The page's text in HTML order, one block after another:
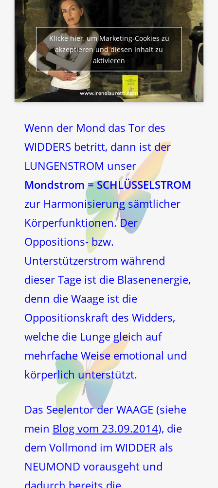
Klicke hier, um Marketing-Cookies zu
akzeptieren und diesen Inhalt zu
aktivieren
Wenn der Mond das Tor des
WIDDERS betritt, dann ist der
LUNGENSTROM unser
Mondstrom = SCHLÜSSELSTROM
zur Harmonisierung sämtlicher
Körperfunktionen. Der
Oppositions- bzw.
Unterstützerstrom während
dieser Tage ist die Blasenenergie,
denn die Waage ist die
Oppositionskraft des Widders,
welche die Lunge gleich auf
mehrfache Weise emotional und
körperlich unterstützt.
Das Seelentor der WAAGE (siehe
mein Blog vom 23.09.2014), die
dem Vollmond im WIDDER als
NEUMOND vorausgeht und